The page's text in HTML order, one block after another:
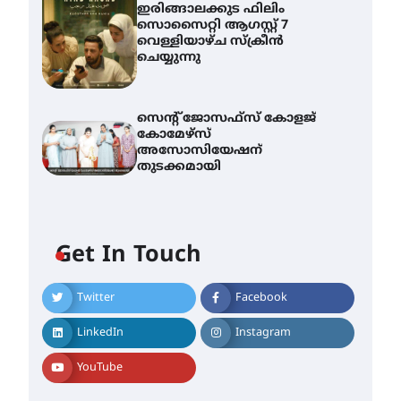
ഇരിങ്ങാലക്കുട ഫിലിം
സൊസൈറ്റി ആഗസ്റ്റ് 7
വെള്ളിയാഴ്ച സ്‌ക്രീൻ
ചെയ്യുന്നു
സെന്റ് ജോസഫ്സ് കോളജ്
കോമേഴ്‌സ്
അസോസിയേഷന്
തുടക്കമായി
Get In Touch
Twitter Facebook
LinkedIn Instagram
YouTube
എം.ജി. യൂണിവേഴ്‌സിറ്റിയിൽ
നിന്ന് ഇംഗ്ളീഷ്
സാഹിത്യത്തിൽ ഡോക്ടറേറ്റ്
നേടിയ എൻ. ആര്യ